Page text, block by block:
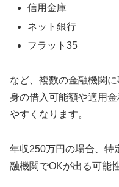
信用金庫
ネット銀行
フラット35
など、複数の金融機関
身の借入可能額や適用
やすくなります。
年収250万円の場合、特
融機関でOKが出る可能